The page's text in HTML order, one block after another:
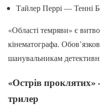
Тайлер Перрі — Тенні
«Області темряви» є
кінематографа.
шанувальникам
«Острів
трилер